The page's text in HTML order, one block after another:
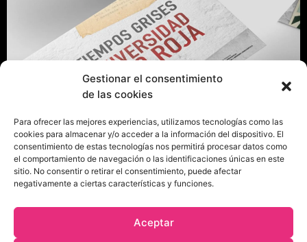
Gestionar el consentimiento
de las cookies
Para ofrecer las mejores experiencias, utilizamos tecnologías como las
cookies para almacenar y/o acceder a la información del dispositivo. El
consentimiento de estas tecnologías nos permitirá procesar datos como
el comportamiento de navegación o las identificaciones únicas en este
sitio. No consentir o retirar el consentimiento, puede afectar
negativamente a ciertas características y funciones.
Aceptar